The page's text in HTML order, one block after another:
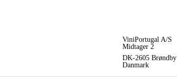
ViniPortugal A/S
Midtager 2
DK-2605 Brøndby
Danmark